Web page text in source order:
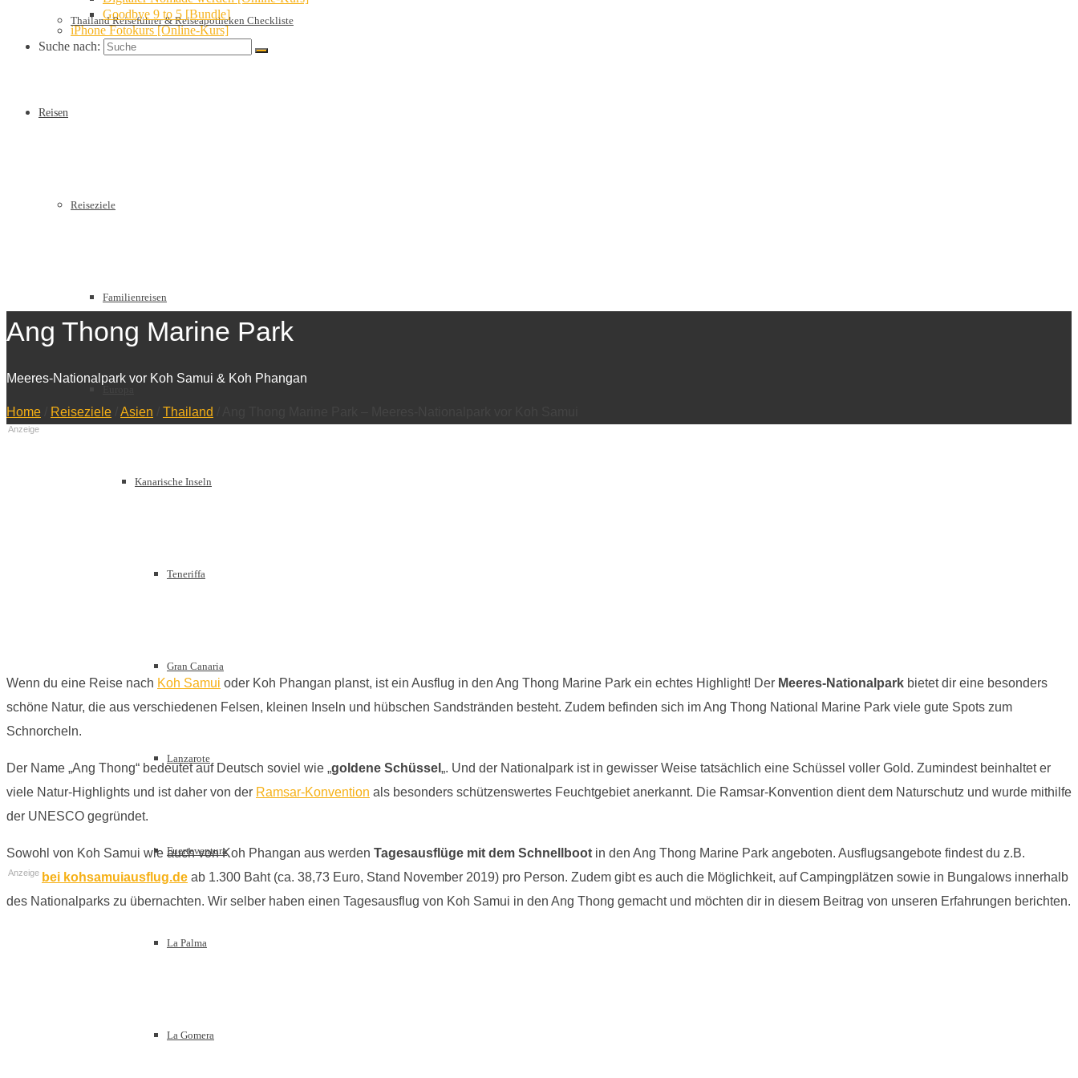
Thailand Reiseführer & Reiseapotheken Checkliste
Reisen
Reiseziele
Familienreisen
Kanarische Inseln
Teneriffa
Gran Canaria
Lanzarote
Fuerteventura
La Palma
La Gomera
Goodbye 9 to 5 [Bundle]
iPhone Fotokurs [Online-Kurs]
Suche nach:
Ang Thong Marine Park
Meeres-Nationalpark vor Koh Samui & Koh Phangan
Home Reiseziele Asien Thailand
Anzeige
Wenn du eine Reise nach Koh Samui oder Koh Phangan planst, ist ein Ausflug in den Ang Thong Marine Park ein echtes Highlight! Der Meeres-Nationalpark bietet dir eine besonders
schöne Natur, die aus verschiedenen Felsen, kleinen Inseln und hübschen Sandstränden besteht. Zudem befinden sich im Ang Thong National Marine Park viele gute Spots zum
Schnorcheln.
Der Name „Ang Thong“ bedeutet auf Deutsch soviel wie „goldene Schüssel „. Und der Nationalpark ist in gewisser Weise tatsächlich eine Schüssel voller Gold. Zumindest beinhaltet er
viele Natur-Highlights und ist daher von der Ramsar-Konvention als besonders schützenswertes Feuchtgebiet anerkannt. Die Ramsar-Konvention dient dem Naturschutz und wurde mithilfe
der UNESCO gegründet.
Sowohl von Koh Samui wie auch von Koh Phangan aus werden Tagesausflüge mit dem Schnellboot in den Ang Thong Marine Park angeboten. Ausflugsangebote findest du z.B.
Anzeige bei kohsamuiausflug.de ab 1.300 Baht (ca. 38,73 Euro, Stand November 2019) pro Person. Zudem gibt es auch die Möglichkeit, auf Campingplätzen sowie in Bungalows innerhalb
des Nationalparks zu übernachten. Wir selber haben einen Tagesausflug von Koh Samui in den Ang Thong gemacht und möchten dir in diesem Beitrag von unseren Erfahrungen berichten.